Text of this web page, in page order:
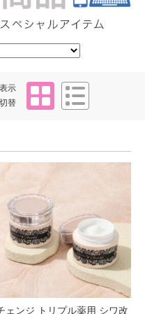
表示
切替
タイル
ェンジ トリプル薬用 シワ改